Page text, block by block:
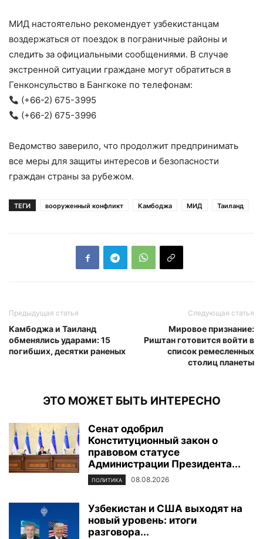
МИД настоятельно рекомендует узбекистанцам
воздержаться от поездок в пограничные районы и
следить за официальными сообщениями. В случае
экстренной ситуации граждане могут обратиться в
Генконсульство в Бангкоке по телефонам:
(+66-2) 675-3995
(+66-2) 675-3996
Ведомство заверило, что продолжит предпринимать
все меры для защиты интересов и безопасности
граждан страны за рубежом.
ТЕГИ вооруженный конфликт Камбоджа МИД Таиланд
Предыдущая статья
Камбоджа и Таиланд
обменялись ударами: 15
погибших, десятки раненых
Следующая статья
Мировое признание:
Риштан готовится войти в
список ремесленных
столиц планеты
ЭТО МОЖЕТ БЫТЬ ИНТЕРЕСНО
Сенат одобрил
Конституционный закон о
правовом статусе
Администрации Президента...
ПОЛИТИКА 08.08.2026
Узбекистан и США выходят на
новый уровень: итоги
разговора...